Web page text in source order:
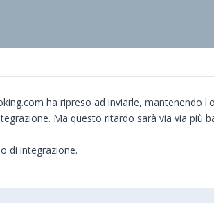
ha ripreso ad inviarle, mantenendo
Ma questo ritardo sarà via via più
di integrazione.